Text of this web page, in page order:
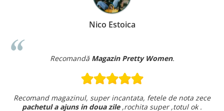
Nico Estoica
Recomandă Magazin Pretty Women.
Recomand magazinul, super incantata, fetele de nota zece
pachetul a ajuns in doua zile,rochita super ,totul ok .